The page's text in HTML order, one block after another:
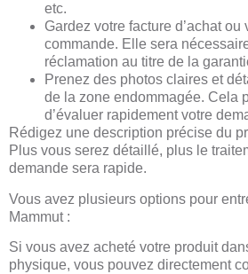
etc.
Gardez votre facture d’achat
commande. Elle sera
réclamation au titre de la
Prenez des photos claires et
de la zone endommagée. Cela
d’évaluer rapidement votre
Rédigez une description précise du
Plus vous serez détaillé, plus le
demande sera rapide.
Vous avez plusieurs options pour
Mammut :
Si vous avez acheté votre produit
physique, vous pouvez directement